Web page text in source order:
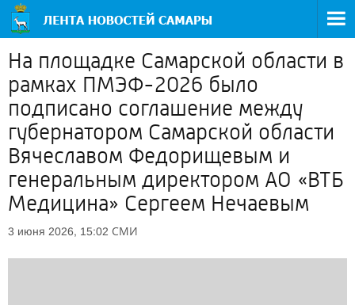
На площадке Самарской области в
рамках ПМЭФ-2026 было
подписано соглашение между
губернатором Самарской области
Вячеславом Федорищевым и
генеральным директором АО «ВТБ
Медицина» Сергеем Нечаевым
3 июня 2026, 15:02 СМИ